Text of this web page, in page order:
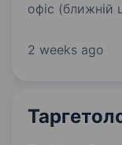
офіс (ближній
віддалено)
2 weeks ago